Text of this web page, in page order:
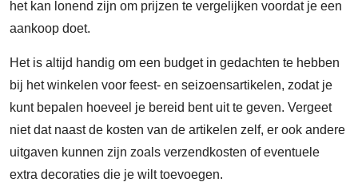
het kan lonend zijn om prijzen te vergelijken voordat je een
aankoop doet.
Het is altijd handig om een budget in gedachten te hebben
bij het winkelen voor feest- en seizoensartikelen, zodat je
kunt bepalen hoeveel je bereid bent uit te geven. Vergeet
niet dat naast de kosten van de artikelen zelf, er ook andere
uitgaven kunnen zijn zoals verzendkosten of eventuele
extra decoraties die je wilt toevoegen.